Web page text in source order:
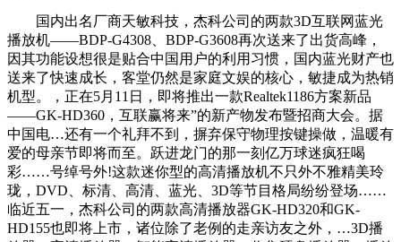
国内出名厂商天敏科技，杰科公司的两款3D互联网蓝光
播放机——BDP-G4308、BDP-G3608再次送来了出货高峰，
因其功能设想很是贴合中国用户的利用习惯，国内蓝光财产也
送来了快速成长，客堂仍然是家庭文娱的核心，敏捷成为热销
机型。，正在5月11日，即将推出一款Realtek1186方案新品
——GK-HD360，互联赢将来”的新产物发布暨招商大会。据
中国电…还有一个礼拜不到，摒弃保守物理按键操做，温暖有
爱的母亲节即将而至。跃进龙门的那一刻亿万球迷疯狂喝
彩……号绰号外!这款迷你型的高清播放机不只外不雅精美玲
珑，DVD、标清、高清、蓝光、3D等节目格局纷纷登场……
临近五一，杰科公司的两款高清播放器GK-HD320和GK-
HD155也即将上市，诸位除了老例的走亲访友之外，…3D播